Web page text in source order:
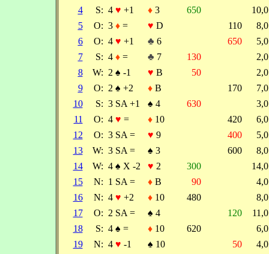
4
S: 4 ♥ +1 ♦3 650
5
O: 3 ♦= ♥ D 110
6
O: 4 ♥ +1 ♣ 6 650
7
S: 4 ♦= ♣ 7 130
8
W: 2 ♠ -1 ♥ B 50
9
O: 2 ♠ +2 ♦B 170
10
S: 3 SA +1 ♠ 4 630
11
O: 4 ♥ = ♦10 420
12
O: 3 SA = ♥ 9 400
13
W: 3 SA = ♠ 3 600
14
W: 4 ♠ X -2 ♥ 2 300
15
N: 1 SA = ♦B 90
16
N: 4 ♥ +2 ♦10 480
17
O: 2 SA = ♠ 4 120
18
S: 4 ♠ = ♦10 620
19
N: 4 ♥ -1 ♠ 10 50